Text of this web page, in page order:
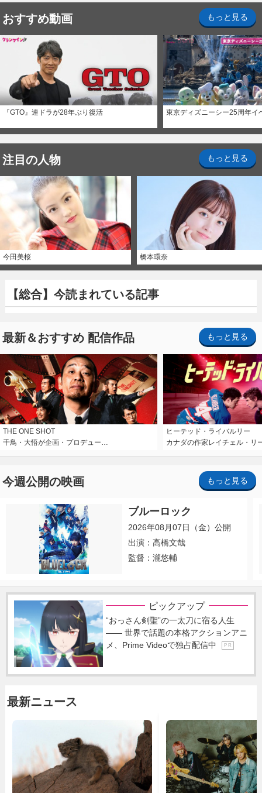
おすすめ動画 もっと見る
『GTO』連ドラが28年ぶり復活 東京ディズニーシー25周年イ
注目の人物 もっと見る
今田美桜 橋本環奈
【総合】今読まれている記事
最新＆おすすめ 配信作品 もっと見る
THE ONE SHOT
千鳥・大悟が企画・プロデュー…
ヒーテッド・ライバルリー
カナダの作家レイチェル・リ
今週公開の映画 もっと見る
ブルーロック
2026年08月07日（金）公開
出演：高橋文哉
監督：瀧悠輔
ピックアップ
“おっさん剣聖”の一太刀に宿る人生
―― 世界で話題の本格アクションアニ
メ、Prime Videoで独占配信中
P R
最新ニュース